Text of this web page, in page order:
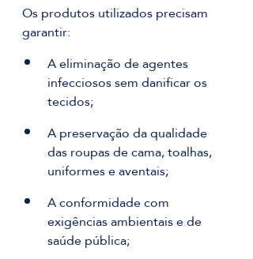
Os produtos utilizados precisam
garantir:
A eliminação de agentes
infecciosos sem danificar os
tecidos;
A preservação da qualidade
das roupas de cama, toalhas,
uniformes e aventais;
A conformidade com
exigências ambientais e de
saúde pública;